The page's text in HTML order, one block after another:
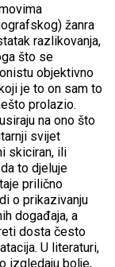
žanra
razlikovanja,
što se
objektivno
je to on sam to
prolazio.
na ono što
svijet
skiciran, ili
to djeluje
prilično
o prikazivanju
događaja, a
dosta često
U literaturi,
izgledaju bolje,